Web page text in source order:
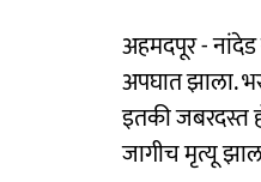
अहमदपूर - नांदेड
अपघात झाला.
इतकी जबरदस्त
जागीच मृत्यू